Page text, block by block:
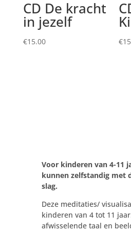
CD De kracht
in jezelf
€15.00 €
Voor kinderen van 4-11
kunnen zelfstandig met
slag.
Deze meditaties/
kinderen van 4 tot 11
afwisselende taal en